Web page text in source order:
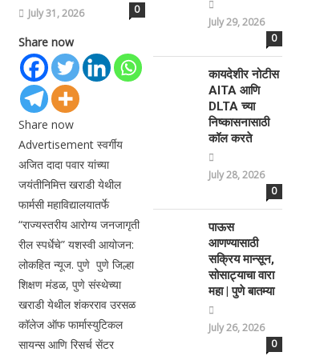
July 31, 2026
0
Share now
Share now
Advertisement स्वर्गीय
अजित दादा पवार यांच्या
जयंतीनिमित्त खराडी येथील
फार्मसी महाविद्यालयातर्फे
“राज्यस्तरीय आरोग्य जनजागृती
रील स्पर्धेचे” यशस्वी आयोजन:
लोकहित न्यूज. पुणे पुणे जिल्हा
शिक्षण मंडळ, पुणे संस्थेच्या
खराडी येथील शंकरराव उरसळ
कॉलेज ऑफ फार्मास्युटिकल
सायन्स आणि रिसर्च सेंटर
July 29, 2026
0
कायदेशीर नोटीस
AITA आणि
DLTA च्या
निष्कासनासाठी
कॉल करते
July 28, 2026
0
पाऊस
आणण्यासाठी
सक्रिय मान्सून,
सोसाट्याचा वारा
महा | पुणे बातम्या
July 26, 2026
0